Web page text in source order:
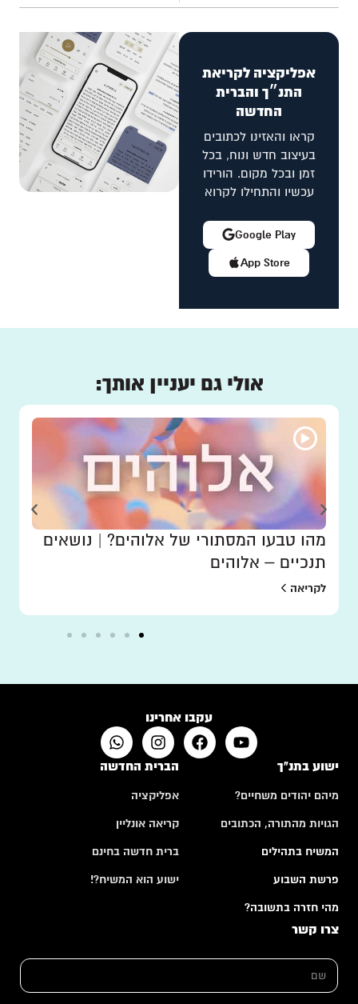
אפליקציה לקריאת
התנ״ך והברית
החדשה
קראו והאזינו לכתובים
בעיצוב חדש ונוח, בכל
זמן ובכל מקום. הורידו
עכשיו והתחילו לקרוא
App Store
Google Play
אולי גם יעניין אותך:
מהו טבעו המסתורי של אלוהים? | נושאים
תנכיים – אלוהים
לקריאה
עקבו אחרינו
ישוע בתנ"ך
מיהם יהודים משחיים?
הגויות מהתורה, הכתובים
המשיח בתהילים
פרשת השבוע
מהי חזרה בתשובה?
הברית החדשה
אפליקציה
קריאה אונליין
ברית חדשה בחינם
ישוע הוא המשיח?!
צרו קשר
יש
*